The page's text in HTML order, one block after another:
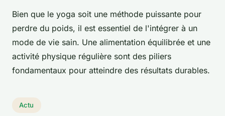
Bien que le yoga soit une méthode puissante pour
perdre du poids, il est essentiel de l'intégrer à un
mode de vie sain. Une alimentation équilibrée et une
activité physique régulière sont des piliers
fondamentaux pour atteindre des résultats durables.
Actu